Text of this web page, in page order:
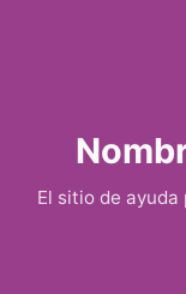
El sitio de